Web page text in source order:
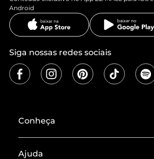
Android
Siga nossas redes sociais
Conheça
Ajuda